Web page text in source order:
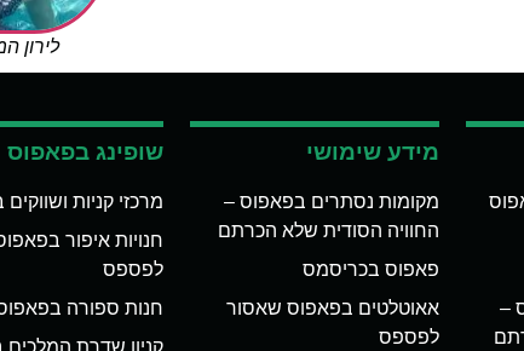
לירון
–
מידע שימושי
מקומות נסתרים בפאפוס –
החוויה הסודית שלא הכרתם
פאפוס בכריסמס
אאוטלטים בפאפוס שאסור
לפספס
שופינג בפאפוס
מרכזי קניות
חנויות איפור
לפספס
חנות ספורה